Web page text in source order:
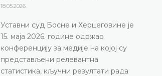
18.05.2026.
Уставни суд Босне и Херцеговине је
15. маја 2026. године одржао
конференцију за медије на којој су
представљени релевантна
статистика, кључни резултати рада